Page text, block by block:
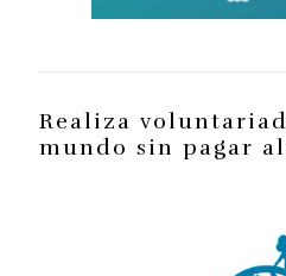
Realiza
mundo sin pagar